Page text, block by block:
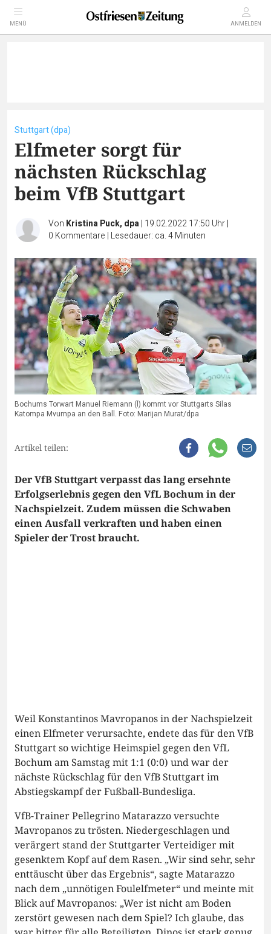
MENÜ ANMELDEN
Stuttgart (dpa)
Elfmeter sorgt für
nächsten Rückschlag
beim VfB Stuttgart
Von Kristina Puck, dpa| 19.02.2022 17:50 Uhr|
0 Kommentare | Lesedauer: ca. 4 Minuten
Bochums Torwart Manuel Riemann (l) kommt vor Stuttgarts Silas
Katompa Mvumpa an den Ball. Foto: Marijan Murat/dpa
Artikel teilen:
Der VfB Stuttgart verpasst das lang ersehnte
Erfolgserlebnis gegen den VfL Bochum in der
Nachspielzeit. Zudem müssen die Schwaben
einen Ausfall verkraften und haben einen
Spieler der Trost braucht.
Weil Konstantinos Mavropanos in der Nachspielzeit
einen Elfmeter verursachte, endete das für den VfB
Stuttgart so wichtige Heimspiel gegen den VfL
Bochum am Samstag mit 1:1 (0:0) und war der
nächste Rückschlag für den VfB Stuttgart im
Abstiegskampf der Fußball-Bundesliga.
VfB-Trainer Pellegrino Matarazzo versuchte
Mavropanos zu trösten. Niedergeschlagen und
verärgert stand der Stuttgarter Verteidiger mit
gesenktem Kopf auf dem Rasen. „Wir sind sehr, sehr
enttäuscht über das Ergebnis“, sagte Matarazzo
nach dem „unnötigen Foulelfmeter“ und meinte mit
Blick auf Mavropanos: „Wer ist nicht am Boden
zerstört gewesen nach dem Spiel? Ich glaube, das